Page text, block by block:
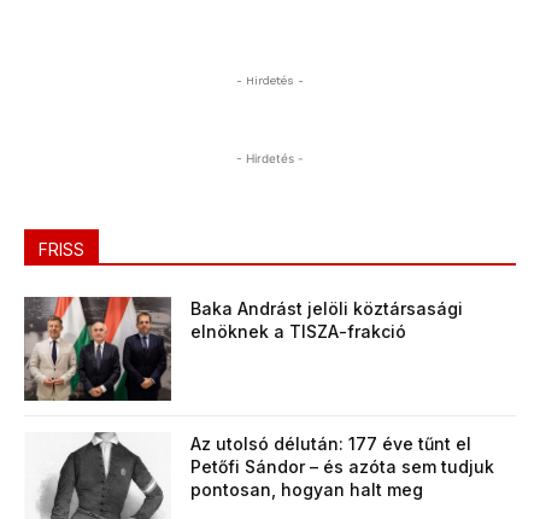
- Hirdetés -
- Hirdetés -
FRISS
Baka Andrást jelöli köztársasági
elnöknek a TISZA-frakció
Az utolsó délután: 177 éve tűnt el
Petőfi Sándor – és azóta sem tudjuk
pontosan, hogyan halt meg